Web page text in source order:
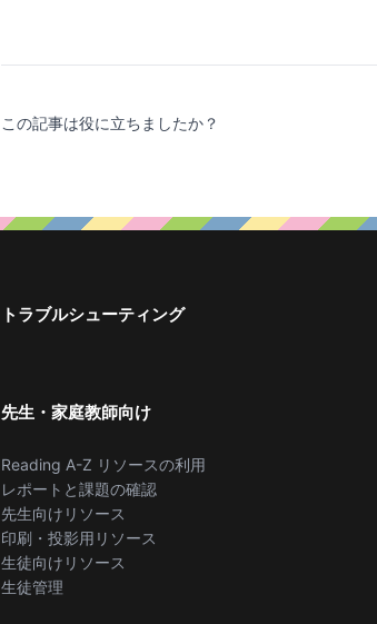
この記事は役に立ちましたか？
トラブルシューティング
先生・家庭教師向け
Reading A-Z リソースの利用
レポートと課題の確認
先生向けリソース
印刷・投影用リソース
生徒向けリソース
生徒管理